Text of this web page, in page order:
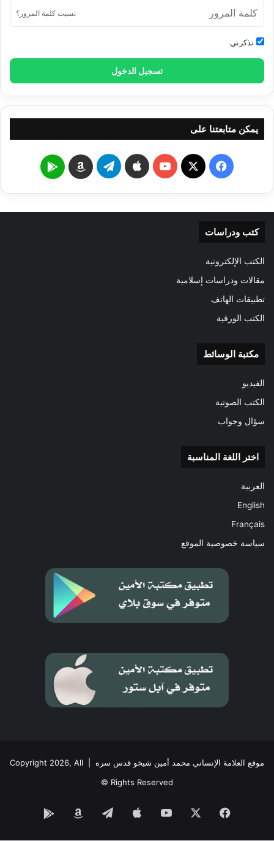
نسيت كلمة المرور؟
تذكرني
تسجيل الدخول
يمكن متابعتنا على
فيسبوك
‫X
‫YouTube تيلقرام Amazon
Google
Play
كتب ودراسات
الكتب الإلكترونية
مقالات ودراسات إسلامية
تطبيقات الهاتف
الكتب الورقية
مكتبة الوسائط
الفيديو
الكتب الصوتية
سؤال وجواب
اختر اللغة المناسبة
العربية
English
Français
سياسة خصوصية الموقع
موقع العلامة الإنساني محمد أمين شيخو قدس سره
| Copyright 2026, All
Rights Reserved ©
فيسبوك ‫YouTube تيلقرام Amazon